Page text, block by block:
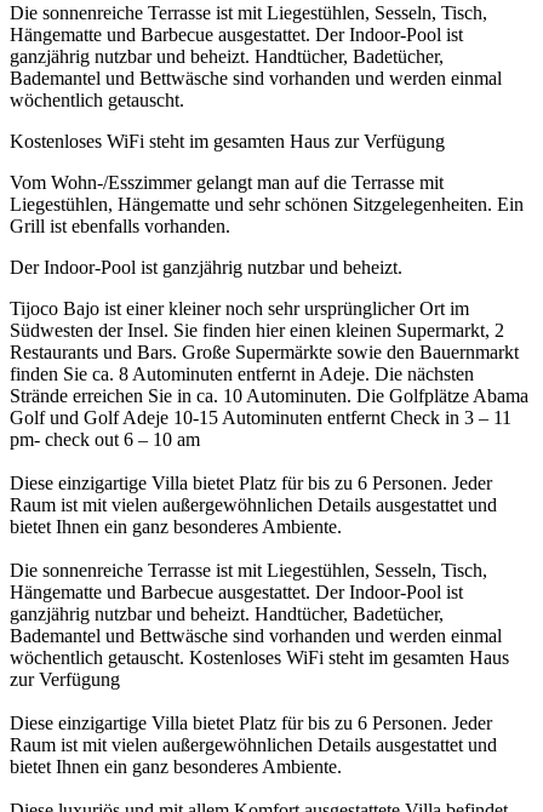
Die sonnenreiche Terrasse ist mit Liegestühlen, Sesseln, Tisch,
Hängematte und Barbecue ausgestattet. Der Indoor-Pool ist
ganzjährig nutzbar und beheizt. Handtücher, Badetücher,
Bademantel und Bettwäsche sind vorhanden und werden einmal
wöchentlich getauscht.
Kostenloses WiFi steht im gesamten Haus zur Verfügung
Vom Wohn-/Esszimmer gelangt man auf die Terrasse mit
Liegestühlen, Hängematte und sehr schönen Sitzgelegenheiten. Ein
Grill ist ebenfalls vorhanden.
Der Indoor-Pool ist ganzjährig nutzbar und beheizt.
Tijoco Bajo ist einer kleiner noch sehr ursprünglicher Ort im
Südwesten der Insel. Sie finden hier einen kleinen Supermarkt, 2
Restaurants und Bars. Große Supermärkte sowie den Bauernmarkt
finden Sie ca. 8 Autominuten entfernt in Adeje. Die nächsten
Strände erreichen Sie in ca. 10 Autominuten. Die Golfplätze Abama
Golf und Golf Adeje 10-15 Autominuten entfernt Check in 3 – 11
pm- check out 6 – 10 am
Diese einzigartige Villa bietet Platz für bis zu 6 Personen. Jeder
Raum ist mit vielen außergewöhnlichen Details ausgestattet und
bietet Ihnen ein ganz besonderes Ambiente.
Die sonnenreiche Terrasse ist mit Liegestühlen, Sesseln, Tisch,
Hängematte und Barbecue ausgestattet. Der Indoor-Pool ist
ganzjährig nutzbar und beheizt. Handtücher, Badetücher,
Bademantel und Bettwäsche sind vorhanden und werden einmal
wöchentlich getauscht. Kostenloses WiFi steht im gesamten Haus
zur Verfügung
Diese einzigartige Villa bietet Platz für bis zu 6 Personen. Jeder
Raum ist mit vielen außergewöhnlichen Details ausgestattet und
bietet Ihnen ein ganz besonderes Ambiente.